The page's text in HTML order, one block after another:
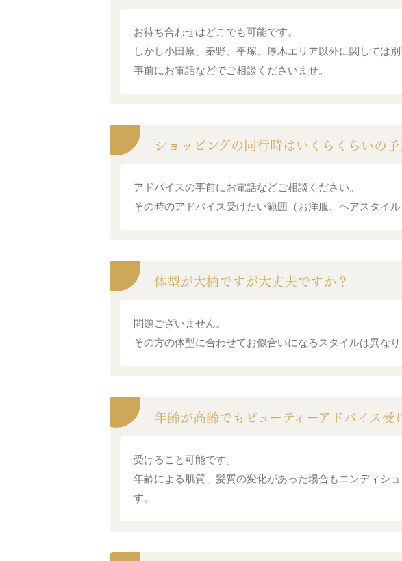
お待ち合わせはどこでも可能です。
しかし小田原、秦野、平塚、厚木エリア以外に関しては別
事前にお電話などでご相談くださいませ。
ショッピングの同行時はいくらくらいの
アドバイスの事前にお電話などご相談ください。
その時のアドバイス受けたい範囲（お洋服、ヘアスタイ
体型が大柄ですが大丈夫ですか？
問題ございません。
その方の体型に合わせてお似合いになるスタイルは異なり
年齢が高齢でもビューティーアドバイス受
受けること可能です。
年齢による肌質、髪質の変化があった場合もコンディシ
す。